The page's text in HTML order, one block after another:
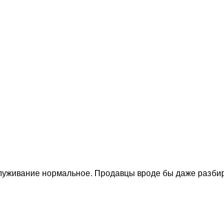
нормальное. Продавцы вроде бы даже